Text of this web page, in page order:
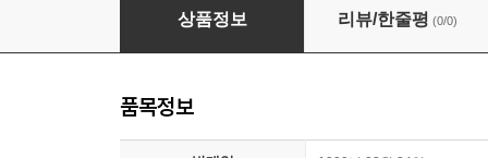
알비니즈 : 이베리아 (관현악반) (Albeniz :
상품정보 리뷰/한줄평 (0/0)
품목정보